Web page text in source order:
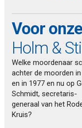
Voor
Holm &
Welke moordenaar
achter de moorden in
en in 1977 en nu op
Schmidt, secretaris-
generaal van het
Kruis?